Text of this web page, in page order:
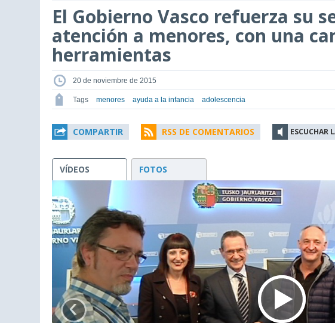
El Gobierno Vasco refuerza su
atención a menores, con una
herramientas
20 de noviembre de 2015
Tags menores ayuda a la infancia adolescencia
COMPARTIR RSS DE COMENTARIOS ESCUCHAR
VÍDEOS FOTOS
a
modal
window.
‹